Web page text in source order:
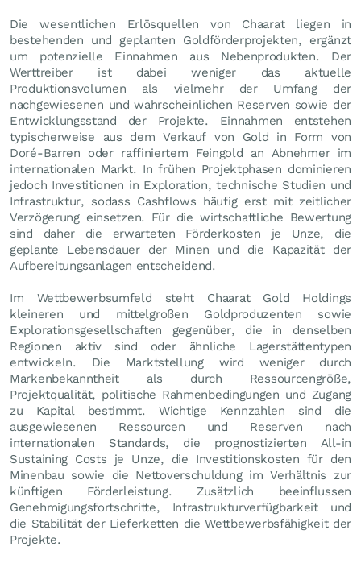
Die wesentlichen Erlösquellen von Chaarat liegen in
bestehenden und geplanten Goldförderprojekten, ergänzt
um potenzielle Einnahmen aus Nebenprodukten. Der
Werttreiber ist dabei weniger das aktuelle
Produktionsvolumen als vielmehr der Umfang der
nachgewiesenen und wahrscheinlichen Reserven sowie der
Entwicklungsstand der Projekte. Einnahmen entstehen
typischerweise aus dem Verkauf von Gold in Form von
Doré-Barren oder raffiniertem Feingold an Abnehmer im
internationalen Markt. In frühen Projektphasen dominieren
jedoch Investitionen in Exploration, technische Studien und
Infrastruktur, sodass Cashflows häufig erst mit zeitlicher
Verzögerung einsetzen. Für die wirtschaftliche Bewertung
sind daher die erwarteten Förderkosten je Unze, die
geplante Lebensdauer der Minen und die Kapazität der
Aufbereitungsanlagen entscheidend.
Im Wettbewerbsumfeld steht Chaarat Gold Holdings
kleineren und mittelgroßen Goldproduzenten sowie
Explorationsgesellschaften gegenüber, die in denselben
Regionen aktiv sind oder ähnliche Lagerstättentypen
entwickeln. Die Marktstellung wird weniger durch
Markenbekanntheit als durch Ressourcengröße,
Projektqualität, politische Rahmenbedingungen und Zugang
zu Kapital bestimmt. Wichtige Kennzahlen sind die
ausgewiesenen Ressourcen und Reserven nach
internationalen Standards, die prognostizierten All-in
Sustaining Costs je Unze, die Investitionskosten für den
Minenbau sowie die Nettoverschuldung im Verhältnis zur
künftigen Förderleistung. Zusätzlich beeinflussen
Genehmigungsfortschritte, Infrastrukturverfügbarkeit und
die Stabilität der Lieferketten die Wettbewerbsfähigkeit der
Projekte.